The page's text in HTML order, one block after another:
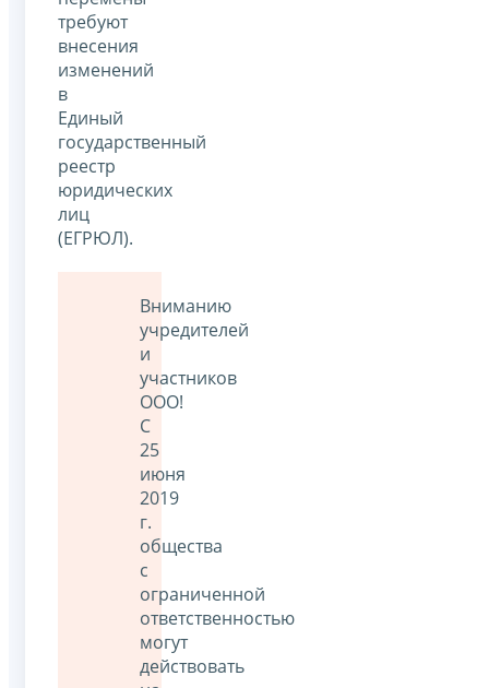
требуют
внесения
изменений
в
Единый
государственный
реестр
юридических
лиц
(ЕГРЮЛ).
Вниманию
учредителей
и
участников
ООО!
С
25
июня
2019
г.
общества
с
ограниченной
ответственностью
могут
действовать